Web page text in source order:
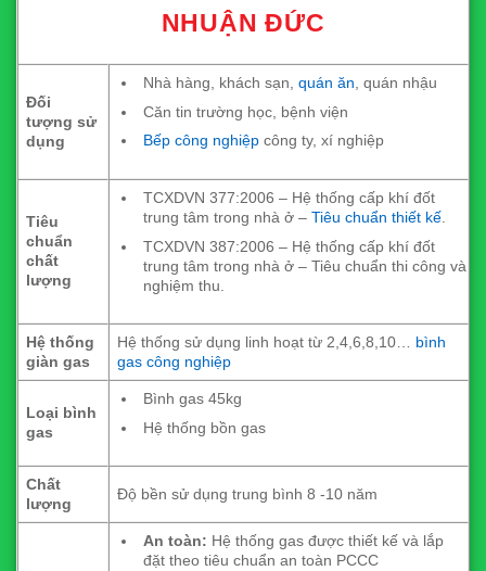
NHUẬN ĐỨC
Đối
tượng sử
dụng
Nhà hàng, khách sạn, quán ăn , quán nhậu
Căn tin trường học, bệnh viện
Bếp công nghiệpcông ty, xí nghiệp
Tiêu
chuẩn
chất
lượng
TCXDVN 377:2006 – Hệ thống cấp khí đốt
trung tâm trong nhà ở – Tiêu chuẩn thiết kế.
TCXDVN 387:2006 – Hệ thống cấp khí đốt
trung tâm trong nhà ở – Tiêu chuẩn thi công và
nghiệm thu.
Hệ thống
giàn gas
Hệ thống sử dụng linh hoạt từ 2,4,6,8,10… bình
gas công nghiệp
Loại bình
gas
Bình gas 45kg
Hệ thống bồn gas
Chất
lượng
Độ bền sử dụng trung bình 8 -10 năm
An toàn: Hệ thống gas được thiết kế và lắp
đặt theo tiêu chuẩn an toàn PCCC